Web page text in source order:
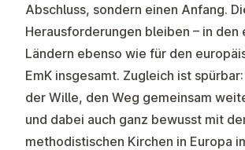
Abschluss, sondern einen Anfang.
Herausforderungen bleiben – in den
Ländern ebenso wie für den
EmK insgesamt. Zugleich ist
der Wille, den Weg gemeinsam
und dabei auch ganz bewusst mit
methodistischen Kirchen in Europa